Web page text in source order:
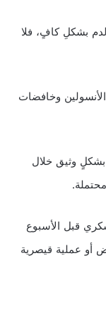
بشكلِ كافٍ، فلا
وخافضات
وثيق خلال
قبل الأسبوع
أو عملية قيصرية